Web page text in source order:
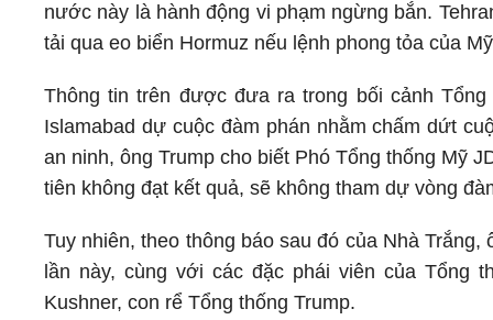
nước này là hành động vi phạm ngừng bắn.
tải qua eo biển Hormuz nếu lệnh phong tỏa của
Thông tin trên được đưa ra trong bối cảnh
Islamabad dự cuộc đàm phán nhằm chấm dứt
an ninh, ông Trump cho biết Phó Tổng thống Mỹ
tiên không đạt kết quả, sẽ không tham dự vòng
Tuy nhiên, theo thông báo sau đó của Nhà
lần này, cùng với các đặc phái viên của Tổng
Kushner, con rể Tổng thống Trump.